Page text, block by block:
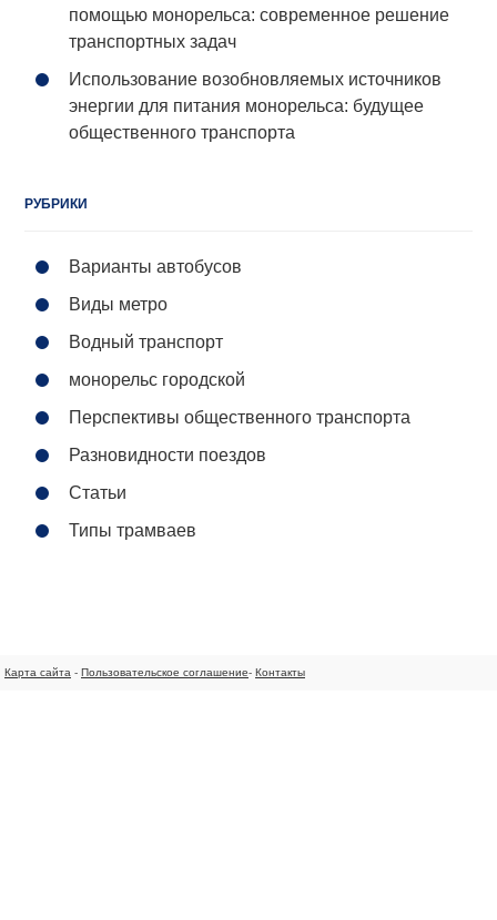
помощью монорельса: современное решение
транспортных задач
Использование возобновляемых источников
энергии для питания монорельса: будущее
общественного транспорта
РУБРИКИ
Варианты автобусов
Виды метро
Водный транспорт
монорельс городской
Перспективы общественного транспорта
Разновидности поездов
Статьи
Типы трамваев
Карта сайта - Пользовательское соглашение- Контакты